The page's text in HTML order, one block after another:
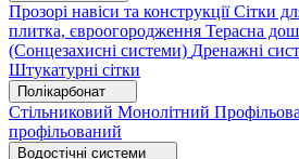
Прозорі навіси та конструкціїСітки
плитка, євроогородження Терасна
(Сонцезахисні системи) Дренажні
Штукатурні сітки
Полікарбонат
Стільниковий Монолітний
профільований
Водостічні системи